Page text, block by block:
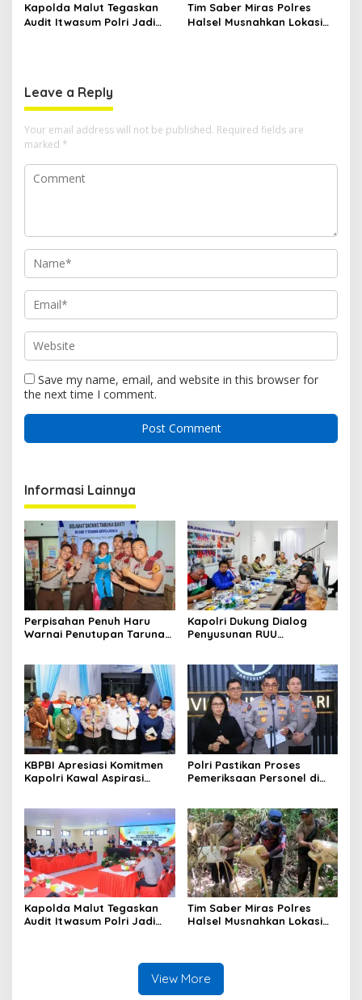
Kapolda Malut Tegaskan
Audit Itwasum Polri Jadi
Tim Saber Miras Polres
Halsel Musnahkan Lokasi
Leave a Reply
Your email address will not be published. Required fields are
marked *
Save my name, email, and website in this browser for
the next time I comment.
Informasi Lainnya
Perpisahan Penuh Haru
Warnai Penutupan Taruna
Kapolri Dukung Dialog
Penyusunan RUU
KBPBI Apresiasi Komitmen
Kapolri Kawal Aspirasi
Polri Pastikan Proses
Pemeriksaan Personel di
Transparan
Kapolda Malut Tegaskan
Audit Itwasum Polri Jadi
Tim Saber Miras Polres
Halsel Musnahkan Lokasi
View More